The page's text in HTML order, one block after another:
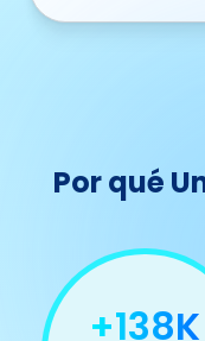
Por qué
+149K